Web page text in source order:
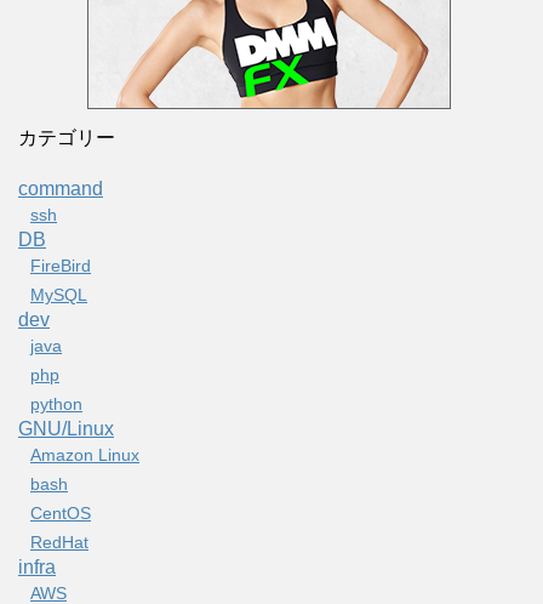
カテゴリー
command
ssh
DB
FireBird
MySQL
dev
java
php
python
GNU/Linux
Amazon Linux
bash
CentOS
RedHat
infra
AWS